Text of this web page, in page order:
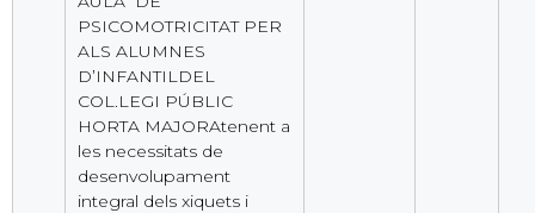
PSICOMOTRICITAT PER
ALS ALUMNES
D’INFANTILDEL
COL.LEGI PÚBLIC
HORTA MAJORAtenent a
les necessitats de
desenvolupament
integral dels xiquets i